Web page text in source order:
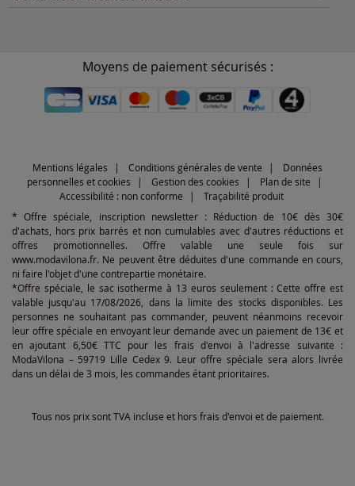
Moyens de paiement sécurisés :
Mentions légales Conditions générales de vente
Données
personnelles et cookies
Gestion des cookies
Plan de site
Accessibilité : non conforme
Traçabilité produit
* Offre spéciale, inscription newsletter : Réduction de 10€ dès 30€
d'achats, hors prix barrés et non cumulables avec d'autres réductions et
offres promotionnelles. Offre valable une seule fois sur
www.modavilona.fr. Ne peuvent être déduites d'une commande en cours,
ni faire l'objet d'une contrepartie monétaire.
*Offre spéciale, le sac isotherme à 13 euros seulement : Cette offre est
valable jusqu'au 17/08/2026, dans la limite des stocks disponibles. Les
personnes ne souhaitant pas commander, peuvent néanmoins recevoir
leur offre spéciale en envoyant leur demande avec un paiement de 13€ et
en ajoutant 6,50€ TTC pour les frais d'envoi à l'adresse suivante :
ModaVilona – 59719 Lille Cedex 9. Leur offre spéciale sera alors livrée
dans un délai de 3 mois, les commandes étant prioritaires.
Tous nos prix sont TVA incluse et hors frais d'envoi et de paiement.